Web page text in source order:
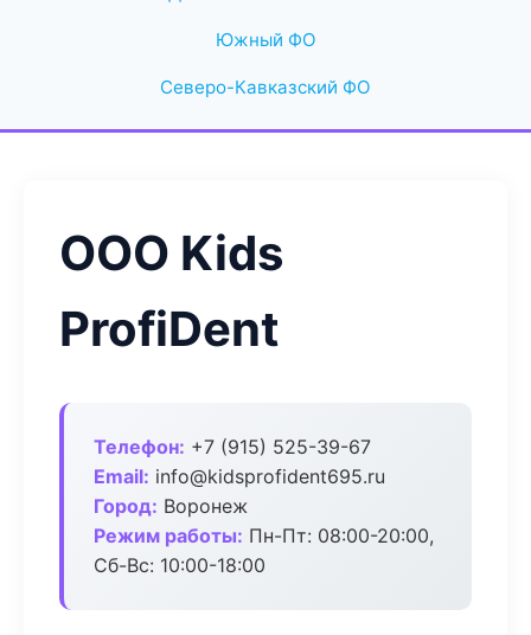
Южный ФО
Северо-Кавказский ФО
ООО Kids
ProfiDent
Телефон: +7 (915) 525-39-67
Email: info@kidsprofident695.ru
Город: Воронеж
Режим работы: Пн-Пт: 08:00-20:00,
Сб-Вс: 10:00-18:00